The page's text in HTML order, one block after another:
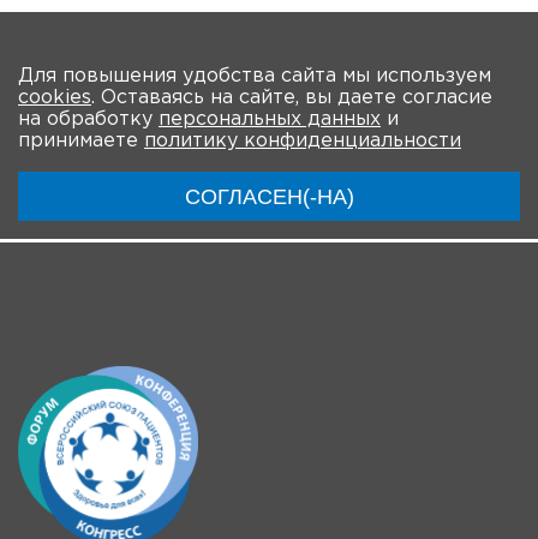
Для повышения удобства сайта мы используем
cookies. Оставаясь на сайте, вы даете согласие
на обработку персональных данных и
принимаете политику конфиденциальности
СОГЛАСЕН(-НА)
О Круглом столе Программа
Трансляции Пресс-конференция